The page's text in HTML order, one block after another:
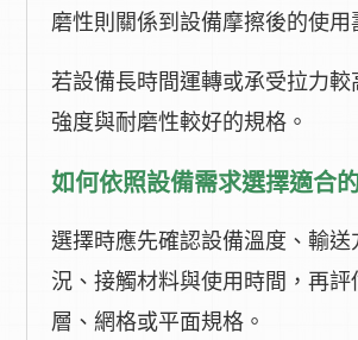
磨性則關係到設備摩擦後的使用
若設備長時間運轉或承受拉力
強度與耐磨性較好的規格。
如何依照設備需求選擇適合
選擇時應先確認設備溫度、輸
況、接觸材料與使用時間，再評
層、網格或平面規格。